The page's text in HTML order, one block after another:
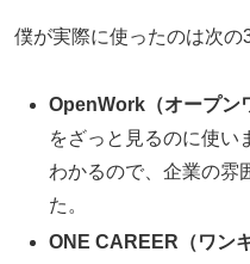
僕が実際に使ったのは次の
OpenWork（オープン
をざっと見るのに使い
わかるので、企業の雰
た。
ONE CAREER（ワン